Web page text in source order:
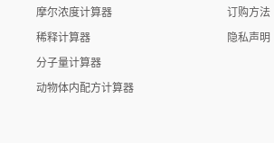
摩尔浓度计算器
稀释计算器
分子量计算器
动物体内配方计算器
订购方法
隐私声明